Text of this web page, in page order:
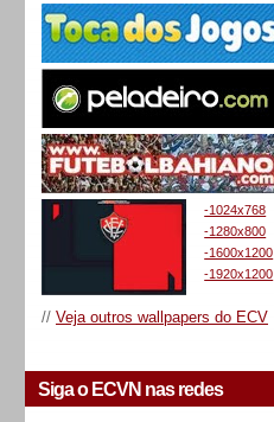
-1024x768
-1280x800
-1600x1200
-1920x1200
// Veja outros wallpapers do ECV
Siga o ECVN nas redes